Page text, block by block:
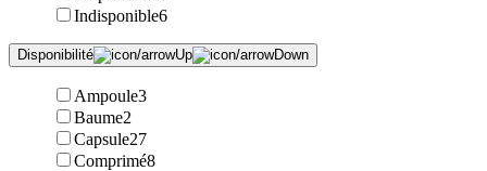
Indisponible6
Disponibilité
Ampoule3
Baume2
Capsule27
Comprimé8